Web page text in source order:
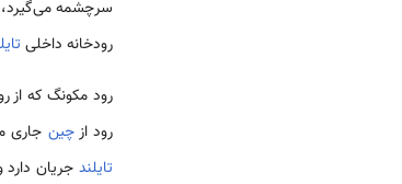
رودخانه داخلی
رود مکونگ که از
رود ازچین جاری
تایلندجریان دارد